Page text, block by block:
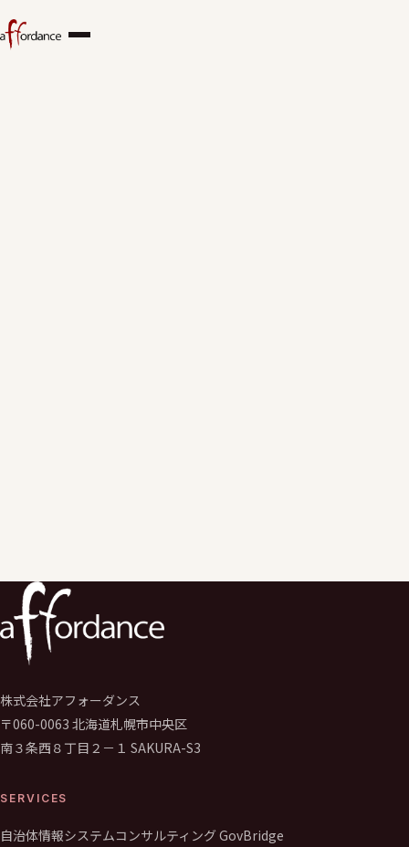
株式会社アフォーダンス
〒060-0063 北海道札幌市中央区
南３条西８丁目２－１ SAKURA-S3
SERVICES
自治体情報システムコンサルティング GovBridge